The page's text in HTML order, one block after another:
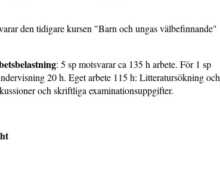
den tidigare kursen "Barn och ungas välbefinnande"
: 5 sp motsvarar ca 135 h arbete. För 1 sp
20 h. Eget arbete 115 h: Litteratursökning och
och skriftliga examinationsuppgifter.